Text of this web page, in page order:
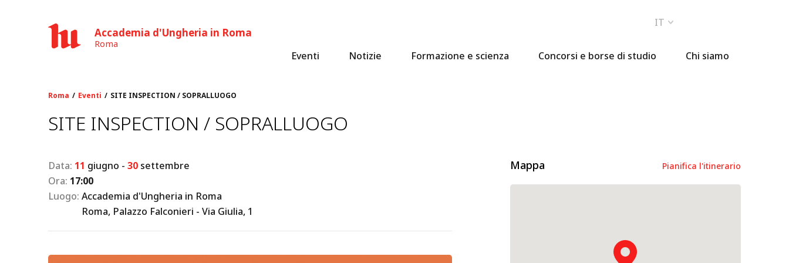
Accademia d'Ungheria in Roma
Roma
IT
Eventi Notizie Formazione e scienza Concorsi e borse di studio Chi siamo
Roma Eventi SITE INSPECTION / SOPRALLUOGO
SITE INSPECTION / SOPRALLUOGO
Data: 11 giugno - 30 settembre
Ora: 17:00
Luogo: Accademia d'Ungheria in Roma
Roma, Palazzo Falconieri - Via Giulia, 1
Mappa Pianifica l'itinerario